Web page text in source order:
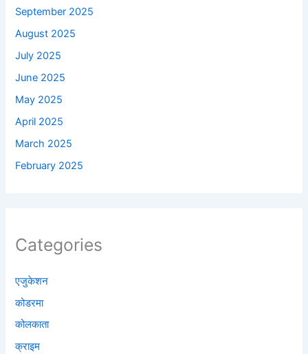
September 2025
August 2025
July 2025
June 2025
May 2025
April 2025
March 2025
February 2025
Categories
एजुकेशन
कोडरमा
कोलकाता
क्राइम